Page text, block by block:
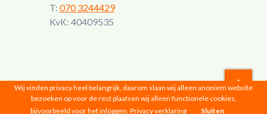
T: 070 3244429
KvK: 40409535
Vrouwen van Nu © 2026 |Privacyverklaring
Wij vinden privacy heel belangrijk, daarom slaan wij alleen anoniem website
bezoeken op voor de rest plaatsen wij alleen functionele cookies,
bijvoorbeeld voor het inloggen. Privacy verklaring Sluiten